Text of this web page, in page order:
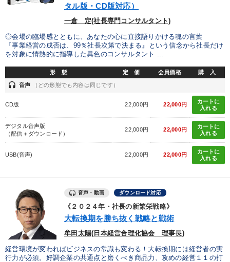
タル版・CD版対応）
一倉 定(社長専門コンサルタント)
◎会場の臨場感とともに、あなたの心に直接語りかける魂の言葉
『事業経営の成否は、99％社長次第で決まる』という信念から社長だけ
を対象に情熱的に指導した異色のコンサルタント ...
形 態 定 価 会員価格 購 入
headset 音声 （どの形態でも内容は同じです）
CD版 22,000円 22,000円
カートに
入れる
デジタル音声版
（配信＋ダウンロード）
22,000円 22,000円
カートに
入れる
USB(音声) 22,000円 22,000円
カートに
入れる
音声・動画 ダウンロード対応
《２０２４年・社長の新繁栄戦略》
大転換期を勝ち抜く戦略と戦術
牟田太陽(日本経営合理化協会 理事長)
経営環境が変わればビジネスの常識も変わる！大転換期には経営者の実
行力が必須。好調企業の共通点と磨くべき商品力、攻めの経営１１の打